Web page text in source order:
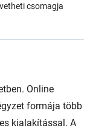
csomagja
Online
formája több
kialakítással. A